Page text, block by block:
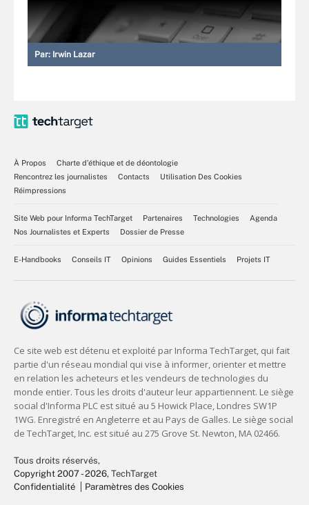
Par: Irwin Lazar
À Propos
Charte d’éthique et de déontologie
Rencontrez les journalistes
Contacts
Utilisation Des Cookies
Réimpressions
Site Web pour Informa TechTarget Partenaires Technologies
Agenda
Nos Journalistes et Experts
Dossier de Presse
E-Handbooks Conseils IT Opinions Guides Essentiels Projets IT
Tous droits réservés,
Copyright 2007 - 2026, TechTarget
Confidentialité
Paramètres des Cookies